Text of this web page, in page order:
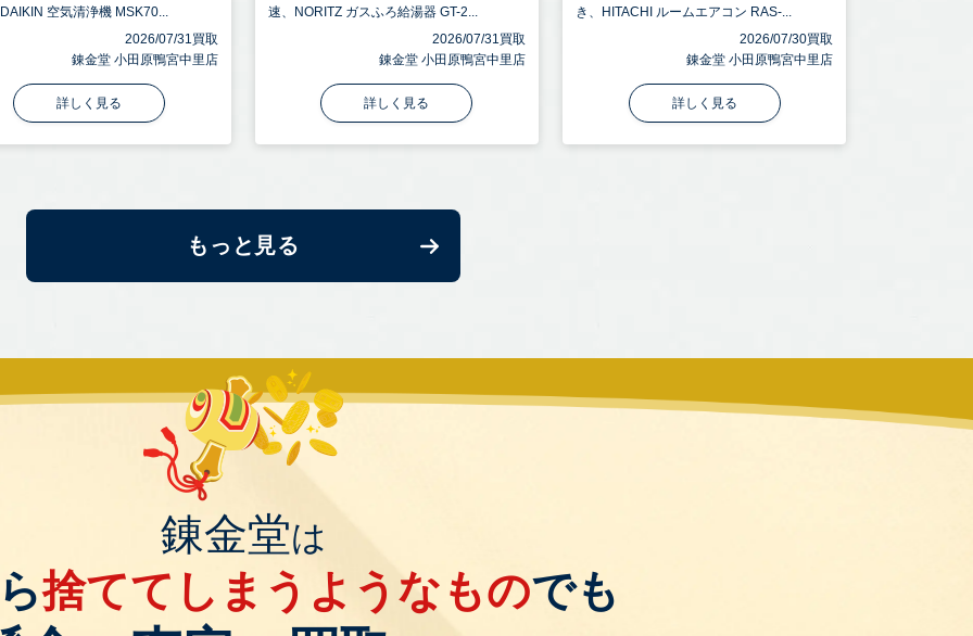
空気清浄機 MSK70...
2026/07/31買取
錬金堂 小田原鴨宮中里店
詳しく見る
速、NORITZ ガスふろ給湯器 GT-2...
2026/07/31買取
錬金堂 小田原鴨宮中里店
詳しく見る
き、HITACHI ルームエアコン RAS-...
2026/07/30買取
錬金堂 小田原鴨宮中里店
詳しく見る
もっと見る
錬金堂は
捨ててしまうようなものでも